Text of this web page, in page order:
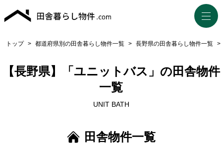
トップ > 都道府県別の田舎暮らし物件一覧 > 長野県の田舎暮らし物件一覧 >
【長野県】「ユニットバス」の田舎物件
一覧
UNIT BATH
田舎物件一覧